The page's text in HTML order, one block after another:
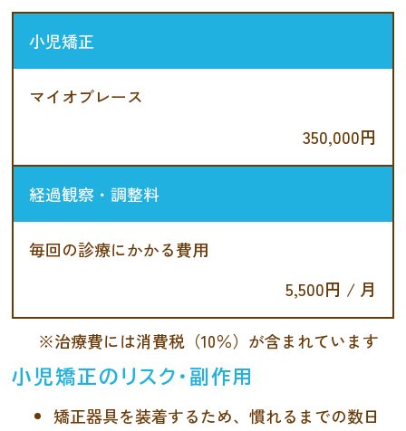
小児矯正
マイオブレース
350,000円
経過観察・調整料
毎回の診療にかかる費用
5,500円 / 月
※治療費には消費税（10％）が含まれています
小児矯正のリスク・副作用
矯正器具を装着するため、慣れるまでの数日